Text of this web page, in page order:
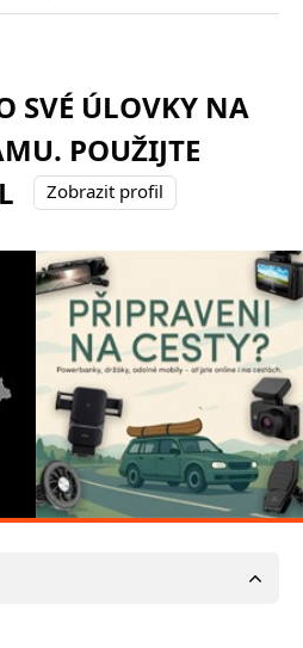
SVÉ ÚLOVKY NA
POUŽIJTE
Zobrazit profil